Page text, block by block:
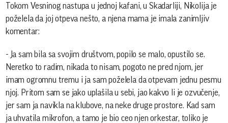
Tokom Vesninog nastupa u jednoj kafani, u Skadarliji, Nikolija je
poželela da joj otpeva nešto, a njena mama je imala zanimljiv
komentar:
- Ja sam bila sa svojim društvom, popilo se malo, opustilo se.
Neretko to radim, nikada to nisam, pogoto ne pred njom, jer
imam ogromnu tremu i ja sam poželela da otpevam jednu pesmu
njoj. Pritom sam se jako uplašila u sebi, jao kakvo li je ozvučenje,
jer sam ja navikla na klubove, na neke druge prostore. Kad sam
ja uhvatila mikrofon, a tamo je bio ceo njen orkestar, toliko je